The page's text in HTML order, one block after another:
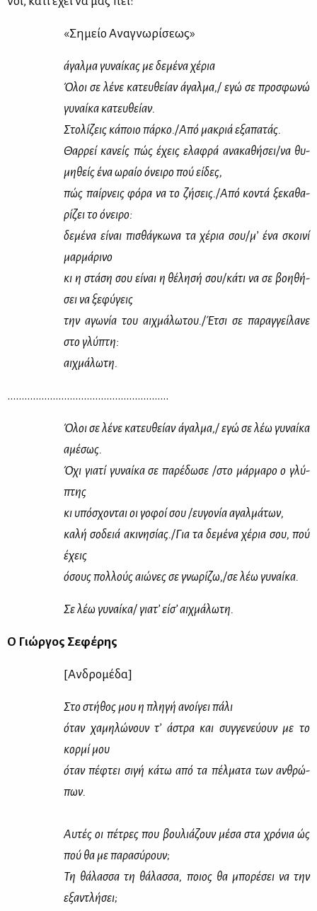
«Ση­μείο Ανα­γνω­ρί­σε­ως»
άγαλ­μα γυ­ναί­κας με δε­μέ­να χέ­ρια
Όλοι σε λέ­νε κα­τευ­θεί­αν άγαλ­μα,/ εγώ σε προ­σφω­νώ
γυ­ναί­κα κα­τευ­θεί­αν.
Στο­λί­ζεις κά­ποιο πάρ­κο./Από μα­κριά εξα­πα­τάς.
Θαρ­ρεί κα­νείς πώς έχεις ελα­φρά ανα­κα­θή­σει/να θυ­
μη­θείς ένα ωραίο όνει­ρο πού εί­δες,
πώς παίρ­νεις φό­ρα να το ζή­σεις./Από κο­ντά ξε­κα­θα­
ρί­ζει το όνει­ρο:
δε­μέ­να εί­ναι πι­σθά­γκω­να τα χέ­ρια σου/μ’ ένα σκοι­νί
μαρ­μά­ρι­νο
κι η στά­ση σου εί­ναι η θέ­λη­σή σου/κά­τι να σε βοη­θή­
σει να ξε­φύ­γεις
την αγω­νία του αιχ­μά­λω­του./Έτσι σε πα­ραγ­γεί­λα­νε
στο γλύ­πτη:
αιχ­μά­λω­τη.
…………………………………………………
Όλοι σε λέ­νε κα­τευ­θεί­αν άγαλ­μα,/ εγώ σε λέω γυ­ναί­κα
αμέ­σως.
Όχι για­τί γυ­ναί­κα σε πα­ρέ­δω­σε /στο μάρ­μα­ρο ο γλύ­
πτης
κι υπό­σχο­νται οι γο­φοί σου /ευ­γο­νία αγαλ­μά­των,
κα­λή σο­δειά ακι­νη­σί­ας./Για τα δε­μέ­να χέ­ρια σου, πού
έχεις
όσους πολ­λούς αιώ­νες σε γνω­ρί­ζω,/σε λέω γυ­ναί­κα.
Σε λέω γυ­ναί­κα/ για­τ’ εί­σ’ αιχ­μά­λω­τη.
Ο Γιώρ­γος Σε­φέ­ρης
[Αν­δρο­μέ­δα]
Στο στή­θος μου η πλη­γή ανοί­γει πά­λι
όταν χα­μη­λώ­νουν τ’ άστρα και συγ­γε­νεύ­ουν με το
κορ­μί μου
όταν πέ­φτει σι­γή κά­τω από τα πέλ­μα­τα των αν­θρώ­
πων.
Αυ­τές οι πέ­τρες που βου­λιά­ζουν μέ­σα στα χρό­νια ώς
πού θα με πα­ρα­σύ­ρουν;
Τη θά­λασ­σα τη θά­λασ­σα, ποιος θα μπο­ρέ­σει να την
εξα­ντλή­σει;